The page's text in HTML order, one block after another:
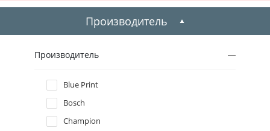
1998
1997
1996
Производитель
Производитель
Blue Print
Bosch
Champion